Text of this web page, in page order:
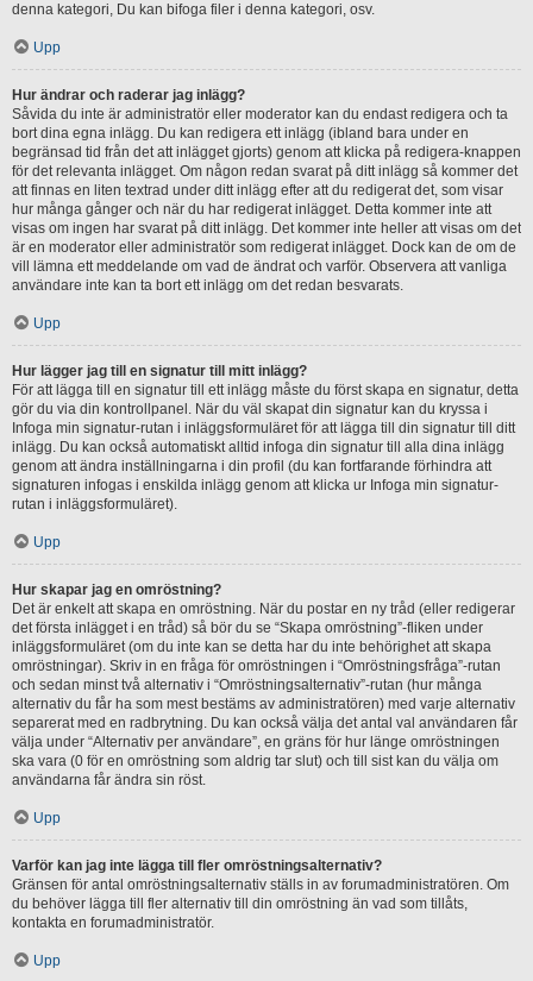
denna kategori, Du kan bifoga filer i denna kategori, osv.
Upp
Hur ändrar och raderar jag inlägg?
Såvida du inte är administratör eller moderator kan du endast redigera och ta
bort dina egna inlägg. Du kan redigera ett inlägg (ibland bara under en
begränsad tid från det att inlägget gjorts) genom att klicka på redigera-knappen
för det relevanta inlägget. Om någon redan svarat på ditt inlägg så kommer det
att finnas en liten textrad under ditt inlägg efter att du redigerat det, som visar
hur många gånger och när du har redigerat inlägget. Detta kommer inte att
visas om ingen har svarat på ditt inlägg. Det kommer inte heller att visas om det
är en moderator eller administratör som redigerat inlägget. Dock kan de om de
vill lämna ett meddelande om vad de ändrat och varför. Observera att vanliga
användare inte kan ta bort ett inlägg om det redan besvarats.
Upp
Hur lägger jag till en signatur till mitt inlägg?
För att lägga till en signatur till ett inlägg måste du först skapa en signatur, detta
gör du via din kontrollpanel. När du väl skapat din signatur kan du kryssa i
Infoga min signatur-rutan i inläggsformuläret för att lägga till din signatur till ditt
inlägg. Du kan också automatiskt alltid infoga din signatur till alla dina inlägg
genom att ändra inställningarna i din profil (du kan fortfarande förhindra att
signaturen infogas i enskilda inlägg genom att klicka ur Infoga min signatur-
rutan i inläggsformuläret).
Upp
Hur skapar jag en omröstning?
Det är enkelt att skapa en omröstning. När du postar en ny tråd (eller redigerar
det första inlägget i en tråd) så bör du se “Skapa omröstning”-fliken under
inläggsformuläret (om du inte kan se detta har du inte behörighet att skapa
omröstningar). Skriv in en fråga för omröstningen i “Omröstningsfråga”-rutan
och sedan minst två alternativ i “Omröstningsalternativ”-rutan (hur många
alternativ du får ha som mest bestäms av administratören) med varje alternativ
separerat med en radbrytning. Du kan också välja det antal val användaren får
välja under “Alternativ per användare”, en gräns för hur länge omröstningen
ska vara (0 för en omröstning som aldrig tar slut) och till sist kan du välja om
användarna får ändra sin röst.
Upp
Varför kan jag inte lägga till fler omröstningsalternativ?
Gränsen för antal omröstningsalternativ ställs in av forumadministratören. Om
du behöver lägga till fler alternativ till din omröstning än vad som tillåts,
kontakta en forumadministratör.
Upp